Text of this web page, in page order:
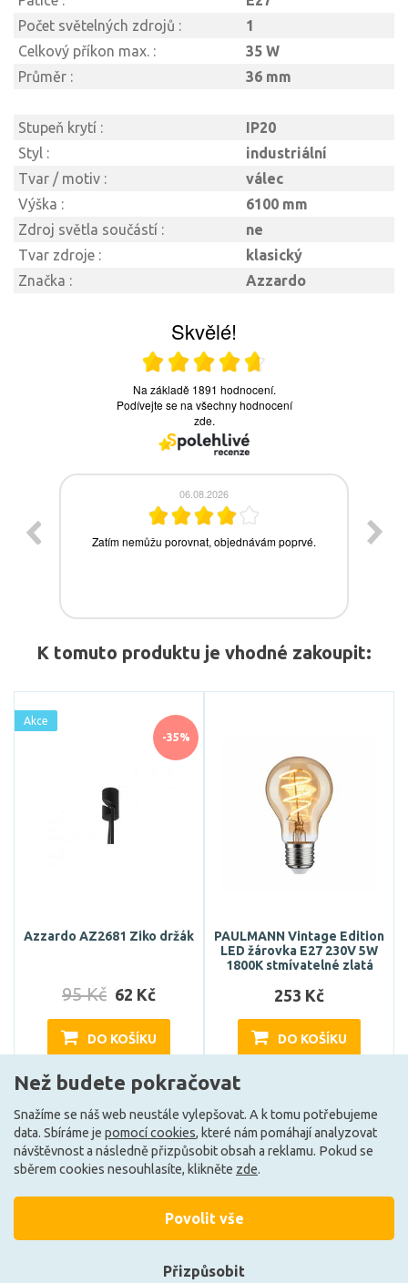
Počet světelných zdrojů :
1
Celkový příkon max. :
35 W
Průměr :
36 mm
Stupeň krytí :
IP20
Styl :
industriální
Tvar / motiv :
válec
Výška :
6100 mm
Zdroj světla součástí :
ne
Tvar zdroje :
klasický
Značka :
Azzardo
K tomuto produktu je vhodné zakoupit:
-35%
Akce
Azzardo AZ2681 Ziko držák
95 Kč 62 Kč
DO KOŠÍKU
Skladem e-shop (2 ks)
PAULMANN Vintage Edition
LED žárovka E27 230V 5W
1800K stmívatelné zlatá
253 Kč
DO KOŠÍKU
Skladem e-shop (1 ks)
Než budete pokračovat
Snažíme se náš web neustále vylepšovat. A k tomu potřebujeme
data. Sbíráme je pomocí cookies, které nám pomáhají analyzovat
návštěvnost a následně přizpůsobit obsah a reklamu. Pokud se
sběrem cookies nesouhlasíte, klikněte zde.
Přizpůsobit
Povolit vše